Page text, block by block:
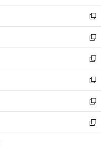
開
く
ウ
で
開
く
ン
ド
ウ
で
開
く
新
し
い
ウ
ィ
ン
ド
ウ
で
開
く
新
し
い
ウ
ィ
ン
ド
ウ
で
開
新
し
い
ウ
ィ
ン
ド
ウ
新
し
い
ウ
ィ
ン
新
し
い
ウ
新
し